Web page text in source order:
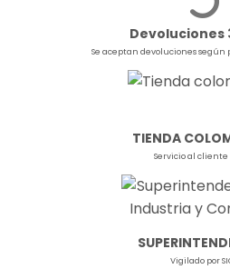
Devoluciones
Se aceptan devoluciones
TIENDA
Servicio al cliente
Vigilado por